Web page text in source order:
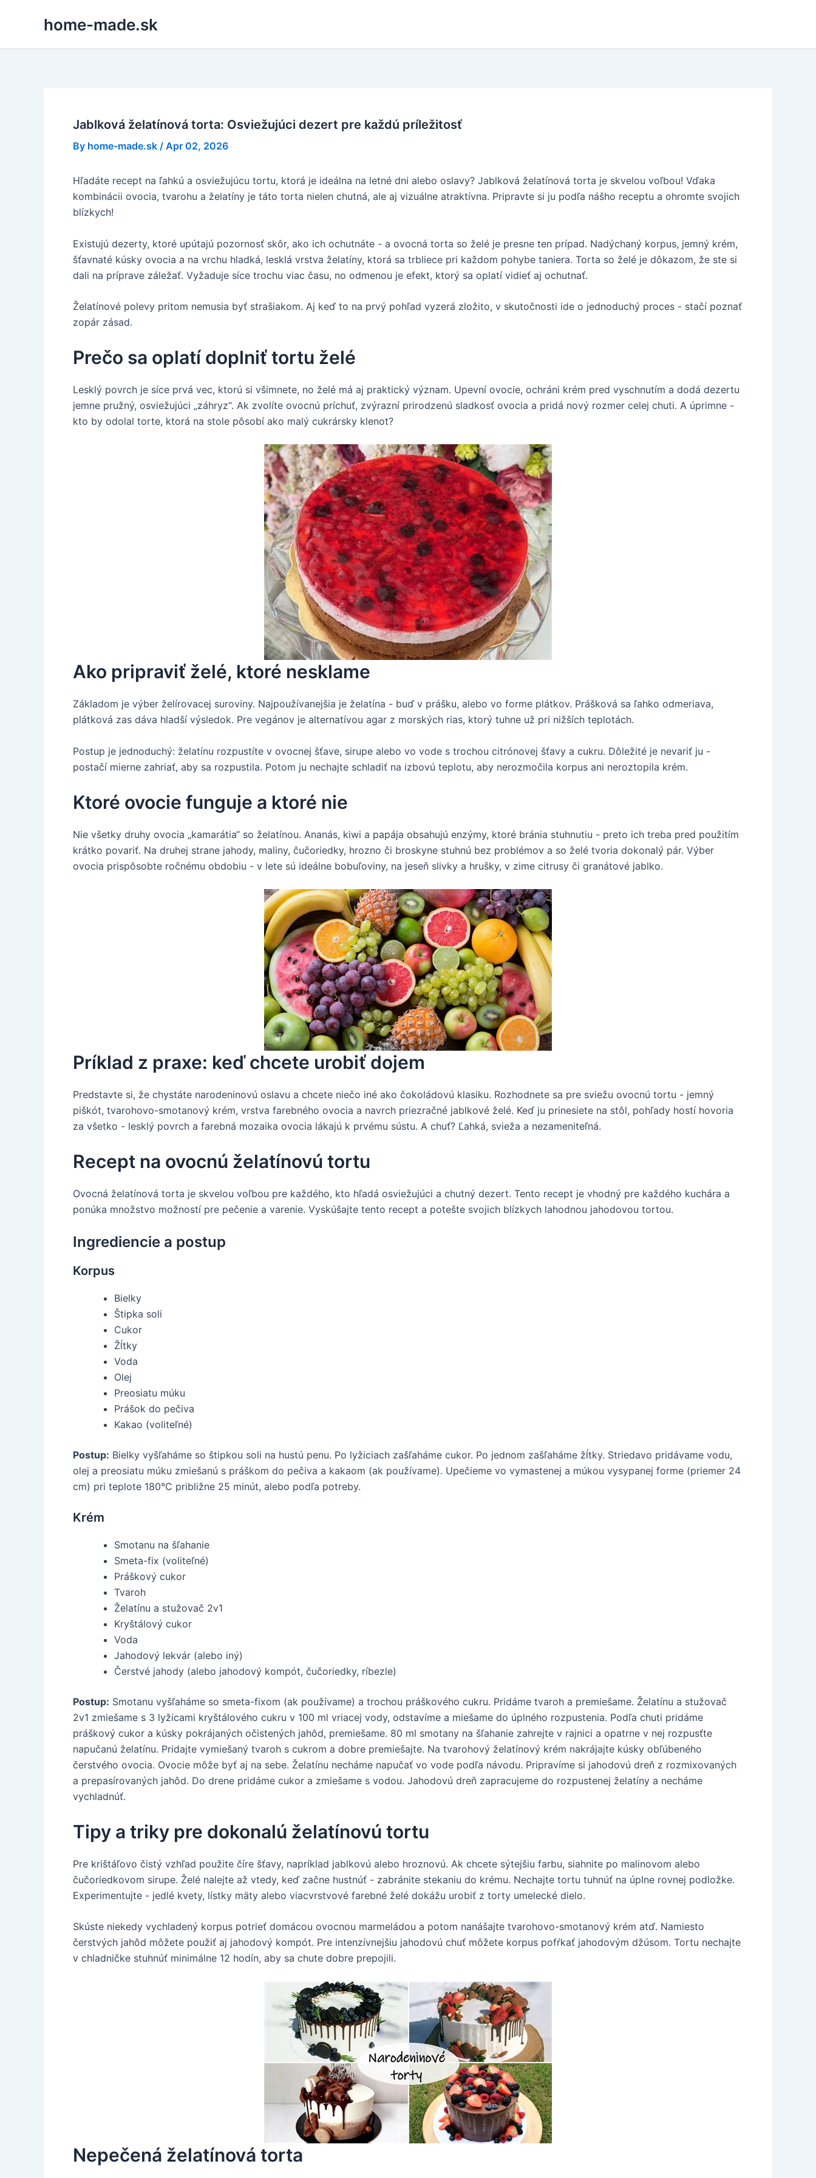
home-made.sk
Jablková želatínová torta: Osviežujúci dezert pre každú príležitosť
By home-made.sk / Apr 02, 2026
Hľadáte recept na ľahkú a osviežujúcu tortu, ktorá je ideálna na letné dni alebo oslavy? Jablková želatínová torta je skvelou voľbou! Vďaka
kombinácii ovocia, tvarohu a želatíny je táto torta nielen chutná, ale aj vizuálne atraktívna. Pripravte si ju podľa nášho receptu a ohromte svojich
blízkych!
Existujú dezerty, ktoré upútajú pozornosť skôr, ako ich ochutnáte - a ovocná torta so želé je presne ten prípad. Nadýchaný korpus, jemný krém,
šťavnaté kúsky ovocia a na vrchu hladká, lesklá vrstva želatíny, ktorá sa trbliece pri každom pohybe taniera. Torta so želé je dôkazom, že ste si
dali na príprave záležať. Vyžaduje síce trochu viac času, no odmenou je efekt, ktorý sa oplatí vidieť aj ochutnať.
Želatínové polevy pritom nemusia byť strašiakom. Aj keď to na prvý pohľad vyzerá zložito, v skutočnosti ide o jednoduchý proces - stačí poznať
zopár zásad.
Prečo sa oplatí doplniť tortu želé
Lesklý povrch je síce prvá vec, ktorú si všimnete, no želé má aj praktický význam. Upevní ovocie, ochráni krém pred vyschnutím a dodá dezertu
jemne pružný, osviežujúci „záhryz“. Ak zvolíte ovocnú príchuť, zvýrazní prirodzenú sladkosť ovocia a pridá nový rozmer celej chuti. A úprimne -
kto by odolal torte, ktorá na stole pôsobí ako malý cukrársky klenot?
Ako pripraviť želé, ktoré nesklame
Základom je výber želírovacej suroviny. Najpoužívanejšia je želatína - buď v prášku, alebo vo forme plátkov. Prášková sa ľahko odmeriava,
plátková zas dáva hladší výsledok. Pre vegánov je alternatívou agar z morských rias, ktorý tuhne už pri nižších teplotách.
Postup je jednoduchý: želatínu rozpustíte v ovocnej šťave, sirupe alebo vo vode s trochou citrónovej šťavy a cukru. Dôležité je nevariť ju -
postačí mierne zahriať, aby sa rozpustila. Potom ju nechajte schladiť na izbovú teplotu, aby nerozmočila korpus ani neroztopila krém.
Ktoré ovocie funguje a ktoré nie
Nie všetky druhy ovocia „kamarátia“ so želatínou. Ananás, kiwi a papája obsahujú enzýmy, ktoré bránia stuhnutiu - preto ich treba pred použitím
krátko povariť. Na druhej strane jahody, maliny, čučoriedky, hrozno či broskyne stuhnú bez problémov a so želé tvoria dokonalý pár. Výber
ovocia prispôsobte ročnému obdobiu - v lete sú ideálne bobuľoviny, na jeseň slivky a hrušky, v zime citrusy či granátové jablko.
Príklad z praxe: keď chcete urobiť dojem
Predstavte si, že chystáte narodeninovú oslavu a chcete niečo iné ako čokoládovú klasiku. Rozhodnete sa pre sviežu ovocnú tortu - jemný
piškót, tvarohovo-smotanový krém, vrstva farebného ovocia a navrch priezračné jablkové želé. Keď ju prinesiete na stôl, pohľady hostí hovoria
za všetko - lesklý povrch a farebná mozaika ovocia lákajú k prvému sústu. A chuť? Ľahká, svieža a nezameniteľná.
Recept na ovocnú želatínovú tortu
Ovocná želatínová torta je skvelou voľbou pre každého, kto hľadá osviežujúci a chutný dezert. Tento recept je vhodný pre každého kuchára a
ponúka množstvo možností pre pečenie a varenie. Vyskúšajte tento recept a potešte svojich blízkych lahodnou jahodovou tortou.
Ingrediencie a postup
Korpus
Bielky
Štipka soli
Cukor
Žĺtky
Voda
Olej
Preosiatu múku
Prášok do pečiva
Kakao (voliteľné)
Postup: Bielky vyšľaháme so štipkou soli na hustú penu. Po lyžiciach zašľaháme cukor. Po jednom zašľaháme žĺtky. Striedavo pridávame vodu,
olej a preosiatu múku zmiešanú s práškom do pečiva a kakaom (ak používame). Upečieme vo vymastenej a múkou vysypanej forme (priemer 24
cm) pri teplote 180°C približne 25 minút, alebo podľa potreby.
Krém
Smotanu na šľahanie
Smeta-fix (voliteľné)
Práškový cukor
Tvaroh
Želatínu a stužovač 2v1
Kryštálový cukor
Voda
Jahodový lekvár (alebo iný)
Čerstvé jahody (alebo jahodový kompót, čučoriedky, ríbezle)
Postup: Smotanu vyšľaháme so smeta-fixom (ak používame) a trochou práškového cukru. Pridáme tvaroh a premiešame. Želatínu a stužovač
2v1 zmiešame s 3 lyžicami kryštálového cukru v 100 ml vriacej vody, odstavíme a miešame do úplného rozpustenia. Podľa chuti pridáme
práškový cukor a kúsky pokrájaných očistených jahôd, premiešame. 80 ml smotany na šľahanie zahrejte v rajnici a opatrne v nej rozpusťte
napučanú želatínu. Pridajte vymiešaný tvaroh s cukrom a dobre premiešajte. Na tvarohový želatínový krém nakrájajte kúsky obľúbeného
čerstvého ovocia. Ovocie môže byť aj na sebe. Želatínu necháme napučať vo vode podľa návodu. Pripravíme si jahodovú dreň z rozmixovaných
a prepasírovaných jahôd. Do drene pridáme cukor a zmiešame s vodou. Jahodovú dreň zapracujeme do rozpustenej želatíny a necháme
vychladnúť.
Tipy a triky pre dokonalú želatínovú tortu
Pre krištáľovo čistý vzhľad použite číre šťavy, napríklad jablkovú alebo hroznovú. Ak chcete sýtejšiu farbu, siahnite po malinovom alebo
čučoriedkovom sirupe. Želé nalejte až vtedy, keď začne hustnúť - zabránite stekaniu do krému. Nechajte tortu tuhnúť na úplne rovnej podložke.
Experimentujte - jedlé kvety, lístky mäty alebo viacvrstvové farebné želé dokážu urobiť z torty umelecké dielo.
Skúste niekedy vychladený korpus potrieť domácou ovocnou marmeládou a potom nanášajte tvarohovo-smotanový krém atď. Namiesto
čerstvých jahôd môžete použiť aj jahodový kompót. Pre intenzívnejšiu jahodovú chuť môžete korpus pofŕkať jahodovým džúsom. Tortu nechajte
v chladničke stuhnúť minimálne 12 hodín, aby sa chute dobre prepojili.
Nepečená želatínová torta